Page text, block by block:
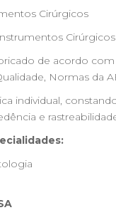
Cirúrgicos
Cirúrgicos
de acordo
Normas da
individual,
e